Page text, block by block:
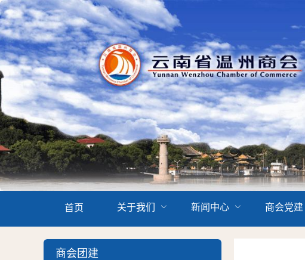
首页 关于我们 新闻中心 商会党建
商会团建